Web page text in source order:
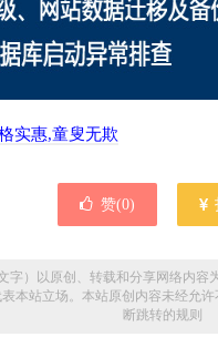
实惠,童叟无欺
赞(0)
字）以原创、转载和分享网络内
表本站立场。本站原创内容未经允
断跳转的规则